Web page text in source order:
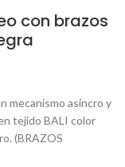
con brazos
mecanismo asincro y
tejido BALI color
(BRAZOS